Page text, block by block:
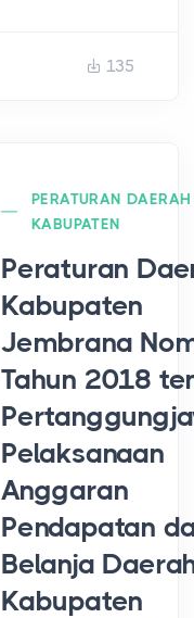
135
PERATURAN DAERAH
KABUPATEN
Peraturan
Kabupaten
Jembrana
Tahun 2018
Pelaksanaan
Anggaran
Pendapatan
Belanja
Kabupaten